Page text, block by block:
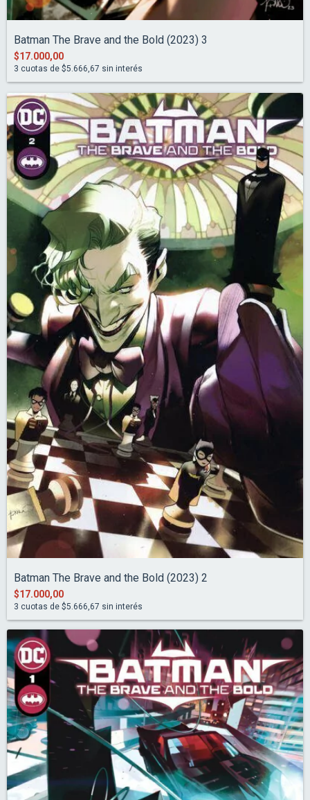
Batman The Brave and the Bold (2023) 3
$17.000,00
3 cuotas de $5.666,67 sin interés
Batman The Brave and the Bold (2023) 2
$17.000,00
3 cuotas de $5.666,67 sin interés